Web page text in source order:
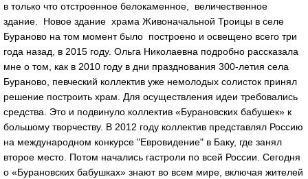
в только что отстроенное белокаменное, величественное
здание. Новое здание храма Живоначальной Троицы в селе
Бураново на том момент было построено и освещено всего три
года назад, в 2015 году. Ольга Николаевна подробно рассказала
мне о том, как в 2010 году в дни празднования 300-летия села
Бураново, певческий коллектив уже немолодых солисток принял
решение построить храм. Для осуществления идеи требовались
средства. Это и подвинуло коллектив «Бурановских бабушек» к
большому творчеству. В 2012 году коллектив представлял Россию
на международном конкурсе "Евровидение" в Баку, где занял
второе место. Потом начались гастроли по всей России. Сегодня
о «Бурановских бабушках» знают во всем мире, включая жителей